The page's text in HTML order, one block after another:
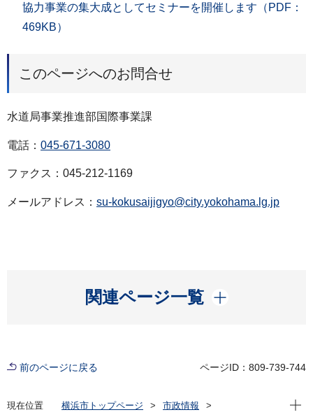
協力事業の集大成としてセミナーを開催します（PDF：
469KB）
このページへのお問合せ
水道局事業推進部国際事業課
電話： 045-671-3080
ファクス：045-212-1169
メールアドレス： su-kokusaijigyo@city.yokohama.lg.jp
関連ページ一覧
開く
前のページに戻る ページID：809-739-744
現在位置 横浜市トップページ
市政情報
現在